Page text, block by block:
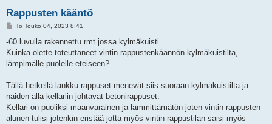
Rappusten kääntö
V
e
t
i
To Touko 04, 2023 8:41
-60 luvulla rakennettu rmt jossa kylmäkuisti.
Kuinka olette toteuttaneet vintin rappustenkäännön kylmäkuistilta,
lämpimälle puolelle eteiseen?
Tällä hetkellä lankku rappuset menevät siis suoraan kylmäkuistilta ja
näiden alla kellariin johtavat betonirappuset.
Kellari on puoliksi maanvarainen ja lämmittämätön joten vintin rappusten
alunen tulisi jotenkin eristää jotta myös vintin rappustilan saisi myös